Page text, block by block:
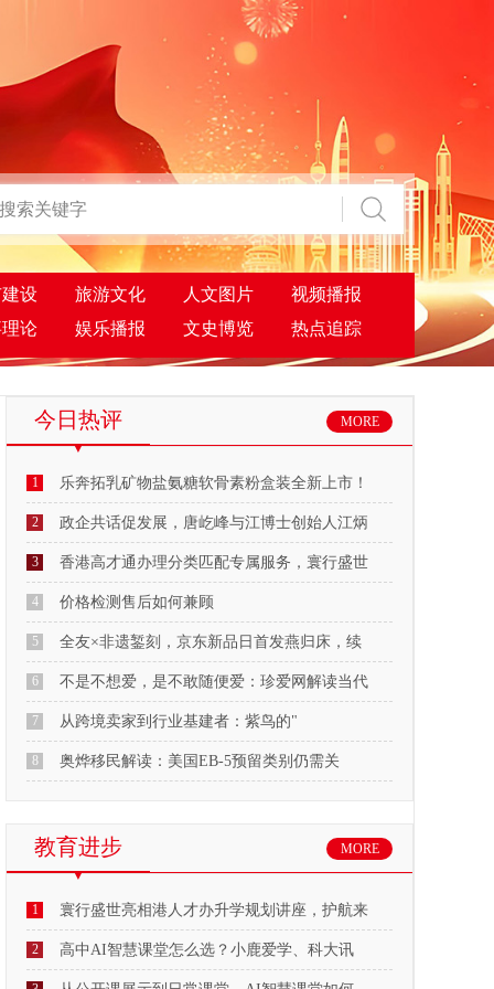
设 旅游文化 人文图片
视频播报
论
娱乐播报 文史博览 热点追踪
今日热评 MORE
1 乐奔拓乳矿物盐氨糖软骨素粉盒装全新上市！
2 政企共话促发展，唐屹峰与江博士创始人江炳
3 香港高才通办理分类匹配专属服务，寰行盛世
4 价格检测售后如何兼顾
5 全友×非遗錾刻，京东新品日首发燕归床，续
6 不是不想爱，是不敢随便爱：珍爱网解读当代
7 从跨境卖家到行业基建者：紫鸟的"
8 奥烨移民解读：美国EB-5预留类别仍需关
教育进步 MORE
1 寰行盛世亮相港人才办升学规划讲座，护航来
2 高中AI智慧课堂怎么选？小鹿爱学、科大讯